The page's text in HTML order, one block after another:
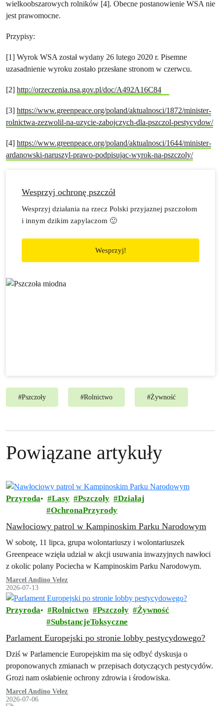
wielkoobszarowych rolników [4]. Obecne postanowienie WSA nie
jest prawomocne.
Przypisy:
[1] Wyrok WSA został wydany 26 lutego 2020 r. Pisemne
uzasadnienie wyroku zostało przesłane stronom w czerwcu.
[2] http://orzeczenia.nsa.gov.pl/doc/A492A16C84
[3] https://www.greenpeace.org/poland/aktualnosci/1872/minister-
rolnictwa-zezwolil-na-uzycie-zabojczych-dla-pszczol-pestycydow/
[4] https://www.greenpeace.org/poland/aktualnosci/1644/minister-
ardanowski-naruszyl-prawo-podpisujac-wyrok-na-pszczoly/
Wesprzyj ochronę pszczół
Wesprzyj działania na rzecz Polski przyjaznej pszczołom
i innym dzikim zapylaczom 🙂
Wesprzyj!
#Pszczoły #Rolnictwo #Żywność
Powiązane artykuły
Przyroda Lasy Pszczoły
Działaj
OchronaPrzyrody
Nawłociowy patrol w Kampinoskim Parku Narodowym
W sobotę, 11 lipca, grupa wolontariuszy i wolontariuszek
Greenpeace wzięła udział w akcji usuwania inwazyjnych nawłoci
z okolic polany Pociecha w Kampinoskim Parku Narodowym.
Marcel Andino Velez
2026-07-13
Przyroda Rolnictwo Pszczoły
Żywność
SubstancjeToksyczne
Parlament Europejski po stronie lobby pestycydowego?
Dziś w Parlamencie Europejskim ma się odbyć dyskusja o
proponowanych zmianach w przepisach dotyczących pestycydów.
Grozi nam osłabienie ochrony zdrowia i środowiska.
Marcel Andino Velez
2026-07-06